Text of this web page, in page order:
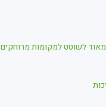
מאוד לשוטט למקומות מרוחקים